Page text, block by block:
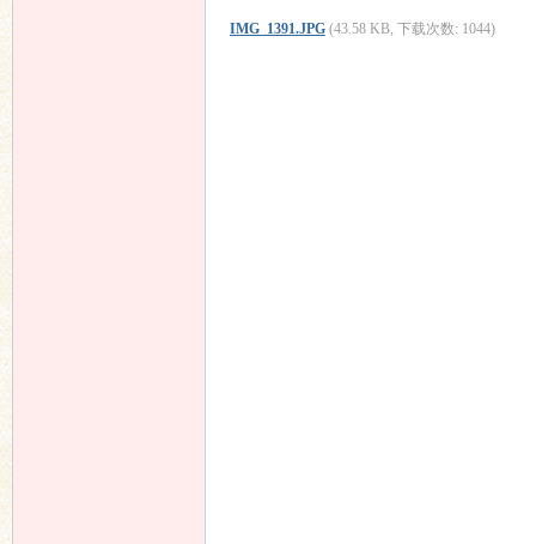
IMG_1391.JPG (43.58 KB, 下载次数: 1044)